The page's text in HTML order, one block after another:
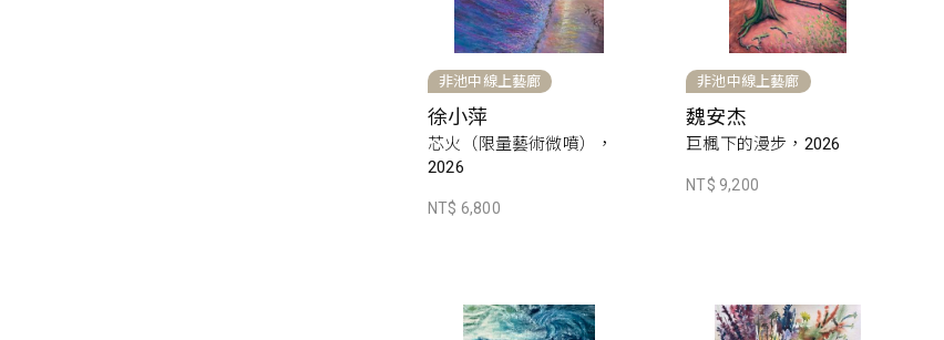
非池中線上藝廊
徐小萍
芯火（限量藝術微噴），
2026
NT$ 6,800
非池中線上藝廊
魏安杰
巨楓下的漫步，2026
NT$ 9,200